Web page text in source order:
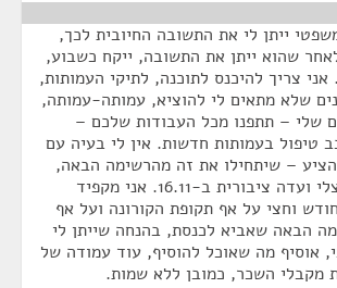
ייתן לי את התשובה החיובית לכך,
שהוא ייתן את התשובה, ייקח כשבוע,
צריך להיכנס לתוכנה, לתיקי העמותות,
שלא מתאים לי להוציא, עמותה-עמותה,
שלי – תתפנו מכל העבודות שלכם –
טיפול בעמותות חדשות. אין לי בעיה עם
– שיתחילו את זה מהרשימה הבאה,
אני הולך לקיים אצלי ועדה ציבורית ב-16.11. אני מקפיד
וחצי על אף תקופת הקורונה ועל אף
הבאה שאביא לכנסת, בהנחה שייתן לי
אוסיף מה שאוכל להוסיף, עוד עמודה של
מקבלי השכר, כמובן ללא שמות.